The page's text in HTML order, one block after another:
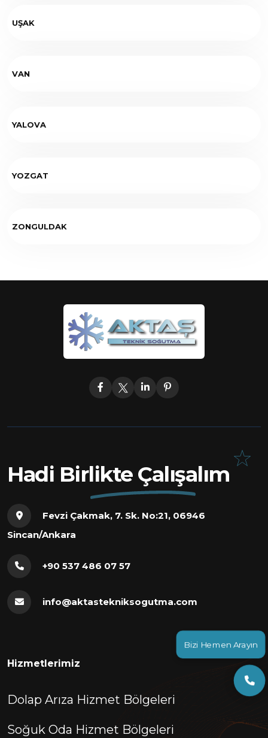
Bizi Hemen Arayın
UŞAK
VAN
YALOVA
YOZGAT
ZONGULDAK
Hadi Birlikte Çalışalım
Fevzi Çakmak, 7. Sk. No:21, 06946
Sincan/Ankara
+90 537 486 07 57
info@aktastekniksogutma.com
Hizmetlerimiz
Dolap Arıza Hizmet Bölgeleri
Soğuk Oda Hizmet Bölgeleri